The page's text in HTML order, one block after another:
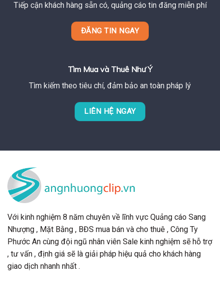
Tiếp cận khách hàng sẵn có, quảng cáo tin đăng miễn phí
ĐĂNG TIN NGAY
Tìm Mua và Thuê Như Ý
Tìm kiếm theo tiêu chí, đảm bảo an toàn pháp lý
LIÊN HỆ NGAY
Với kinh nghiệm 8 năm chuyên về lĩnh vực Quảng cáo Sang
Nhượng , Mặt Bằng , BĐS mua bán và cho thuê , Công Ty
Phước An cùng đội ngũ nhân viên Sale kinh nghiệm sẽ hỗ trợ
, tư vấn , định giá sẽ là giải pháp hiệu quả cho khách hàng
giao dịch nhanh nhất .